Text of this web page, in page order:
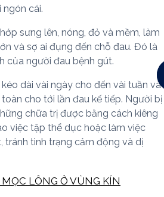
ngón cái.
sưng lên, nóng, đỏ và mềm, làm
và sợ ai đụng đến chỗ đau. Đó là
của người đau bệnh gút.
dài vài ngày cho đến vài tuần và
cho tới lần đau kế tiếp. Người bị
chữa trị được bằng cách kiêng
việc tập thể dục hoặc làm việc
tránh tình trạng cảm động và dị
LÔNG Ở VÙNG KÍN